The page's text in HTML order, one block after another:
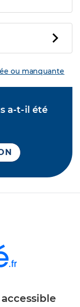
ou manquante
a-t-il été